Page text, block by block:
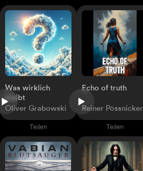
Was wirklich
bleibt
Oliver Grabowski
Teilen
Echo of truth
Reiner Pössnicker
Teilen